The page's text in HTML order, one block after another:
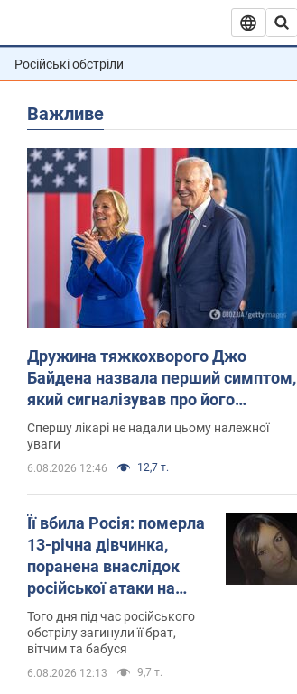
Російські обстріли
Важливе
Дружина тяжкохворого Джо
Байдена назвала перший симптом,
який сигналізував про його
"агресивний" рак
Спершу лікарі не надали цьому належної
уваги
6.08.2026 12:46 12,7 т.
Її вбила Росія: померла
13-річна дівчинка,
поранена внаслідок
російської атаки на
Сумщину. Фото
Того дня під час російського
обстрілу загинули її брат,
вітчим та бабуся
6.08.2026 12:13 9,7 т.